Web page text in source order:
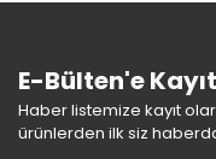
E-Bülten'e
Haber listemize kayıt
ürünlerden ilk siz